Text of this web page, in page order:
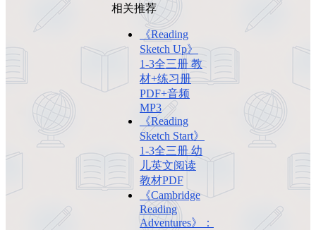
相关推荐
《Reading
Sketch Up》
1-3全三册 教
材+练习册
PDF+音频
MP3
《Reading
Sketch Start》
1-3全三册 幼
儿英文阅读
教材PDF
《Cambridge
Reading
Adventures》：